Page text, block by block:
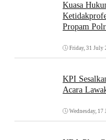
Kuasa
Propam
Friday, 31 July
KPI
Acara
Wednesday, 17